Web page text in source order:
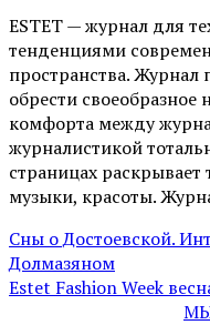
ESTET — журнал для
тенденциями
пространства. Журнал
обрести своеобразное
комфорта между
журналистикой
страницах раскрывает
музыки, красоты.
Сны о Достоевской.
Долмазяном
Estet Fashion Week